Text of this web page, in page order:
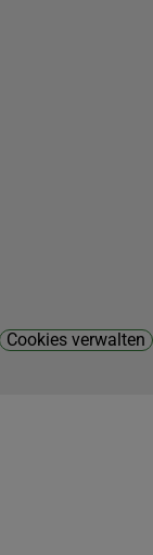
Cookies verwalten